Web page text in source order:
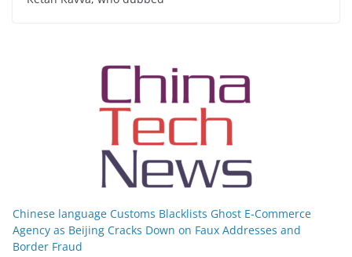
Chinese language Customs Blacklists Ghost E-Commerce
Agency as Beijing Cracks Down on Faux Addresses and
Border Fraud